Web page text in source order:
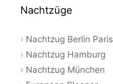
Nachtzüge
Nachtzug Berlin Paris
Nachtzug Hamburg
Nachtzug München